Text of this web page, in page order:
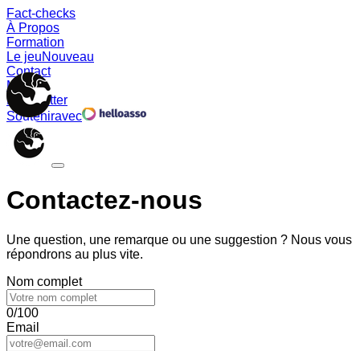
Fact-checks
À Propos
Formation
Le jeuNouveau
Contact
Memes
Newsletter
Souteniravec
Contactez-nous
Une question, une remarque ou une suggestion ? Nous vous
répondrons au plus vite.
Nom complet
0/100
Email